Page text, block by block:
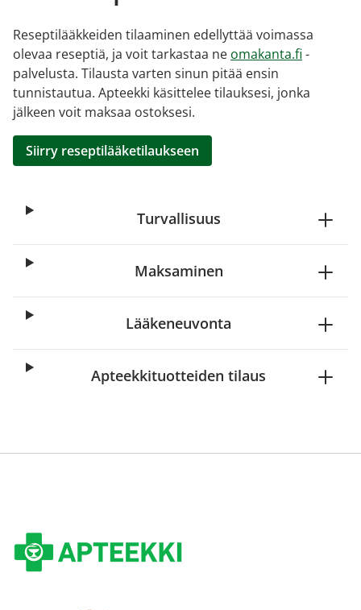
Reseptilääkkeiden tilaaminen edellyttää voimassa
olevaa reseptiä, ja voit tarkastaa ne omakanta.fi -
palvelusta. Tilausta varten sinun pitää ensin
tunnistautua. Apteekki käsittelee tilauksesi, jonka
jälkeen voit maksaa ostoksesi.
Siirry reseptilääketilaukseen
Turvallisuus
Maksaminen
Lääkeneuvonta
Apteekkituotteiden tilaus